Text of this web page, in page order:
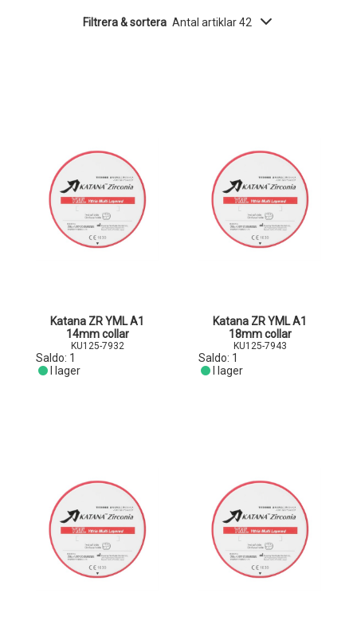
Filtrera & sortera Antal artiklar 42
Katana ZR YML A1
14mm collar
KU125-7932
Saldo: 1
I lager
Katana ZR YML A1
18mm collar
KU125-7943
Saldo: 1
I lager